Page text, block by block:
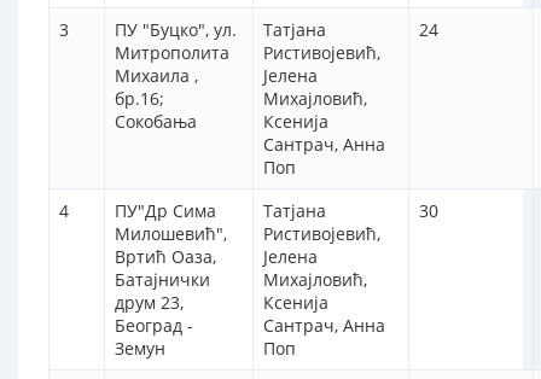
3
ПУ "Буцко", ул.
Митрополита
Михаила ,
бр.16;
Сокобања
Татјана
Ристивојевић,
Јелена
Михајловић,
Ксенија
Сантрач, Анна
Поп
24
4
ПУ"Др Сима
Милошевић",
Вртић Оаза,
Батајнички
друм 23,
Београд -
Земун
Татјана
Ристивојевић,
Јелена
Михајловић,
Ксенија
Сантрач, Анна
Поп
30